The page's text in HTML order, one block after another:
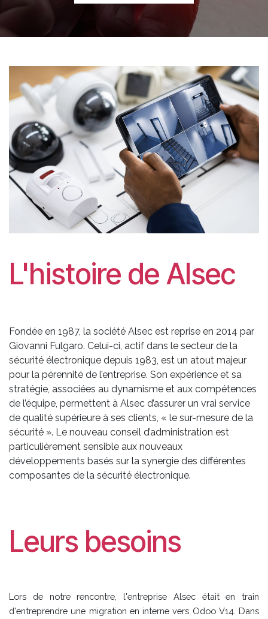
L'histoire de Alsec
Fondée en 1987, la société Alsec est reprise en 2014 par
Giovanni Fulgaro. Celui-ci, actif dans le secteur de la
sécurité électronique depuis 1983, est un atout majeur
pour la pérennité de l’entreprise. Son expérience et sa
stratégie, associées au dynamisme et aux compétences
de l’équipe, permettent à Alsec d’assurer un vrai service
de qualité supérieure à ses clients, « le sur-mesure de la
sécurité ». Le nouveau conseil d’administration est
particulièrement sensible aux nouveaux
développements basés sur la synergie des différentes
composantes de la sécurité électronique.
Leurs besoins
Lors de notre rencontre, l'entreprise Alsec était en train
d'entreprendre une migration en interne vers Odoo V14. Dans